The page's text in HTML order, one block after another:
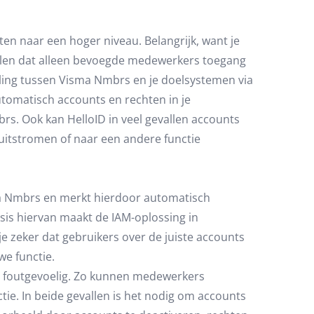
naar een hoger niveau. Belangrijk, want je
dat alleen bevoegde medewerkers toegang
tussen Visma Nmbrs en je doelsystemen via
accounts en rechten in je
Ook kan HelloID in veel gevallen accounts
of naar een andere functie
en merkt hierdoor automatisch
hiervan maakt de IAM-oplossing in
zeker dat gebruikers over de juiste accounts
functie.
Zo kunnen medewerkers
In beide gevallen is het nodig om accounts